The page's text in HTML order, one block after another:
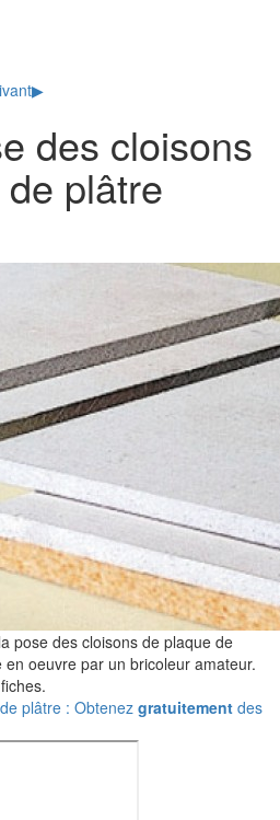
▶
des cloisons
plâtre
pose des cloisons de plaque de
oeuvre par un bricoleur amateur.
plâtre : Obtenez gratuitement des